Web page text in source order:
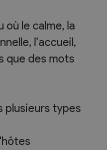
où le calme, la
l’accueil,
que des mots
plusieurs types